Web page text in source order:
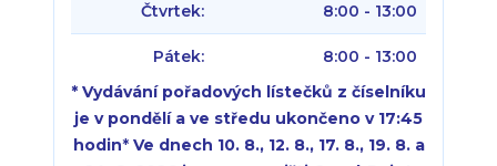
Čtvrtek: 8:00 - 13:00
Pátek:
8:00 - 13:00
* Vydávání pořadových lístečků z číselníku
je v pondělí a ve středu ukončeno v 17:45
hodin* Ve dnech 10. 8., 12. 8., 17. 8., 19. 8. a